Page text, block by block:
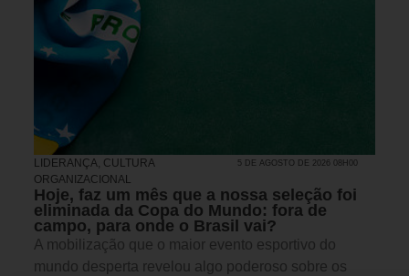
LIDERANÇA, CULTURA
ORGANIZACIONAL
5 DE AGOSTO DE 2026 08H00
Hoje, faz um mês que a nossa seleção foi
eliminada da Copa do Mundo: fora de
campo, para onde o Brasil vai?
A mobilização que o maior evento esportivo do
mundo desperta revelou algo poderoso sobre os